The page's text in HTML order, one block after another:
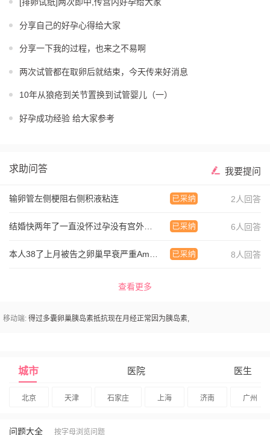
[排卵试纸]两次即中,传宫内好孕给大家
分享自己的好孕心得给大家
分享一下我的过程，也来之不易啊
两次试管都在取卵后就结束，今天传来好消息
10年从狼疮到关节置换到试管婴儿（一）
好孕成功经验 给大家参考
求助问答 我要提问
输卵管左侧梗阻右侧积液粘连 2人回答
结婚快两年了一直没怀过孕没有宫外孕没有流产过 6人回答
本人38了上月被告之卵巢早衰严重Amh087 8人回答
查看更多
移动端: 得过多囊卵巢胰岛素抵抗现在月经正常因为胰岛素,
城市 医院 医生
北京 天津 石家庄 上海 济南 广州
问题大全 按字母浏览问题